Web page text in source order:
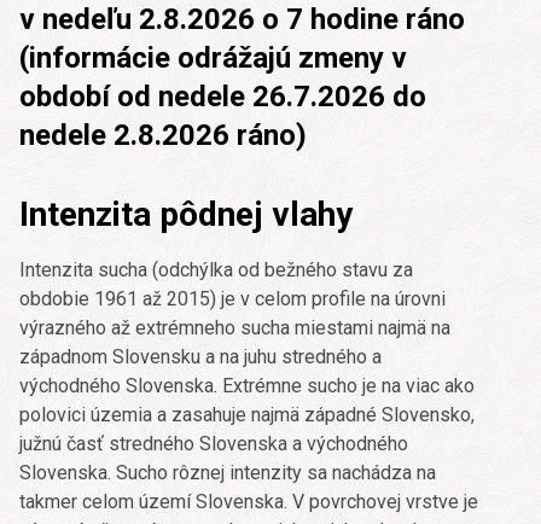
v nedeľu 2.8.2026 o 7 hodine ráno
(informácie odrážajú zmeny v
období od nedele 26.7.2026 do
nedele 2.8.2026 ráno)
Intenzita pôdnej vlahy
Intenzita sucha (odchýlka od bežného stavu za
obdobie 1961 až 2015) je v celom profile na úrovni
výrazného až extrémneho sucha miestami najmä na
západnom Slovensku a na juhu stredného a
východného Slovenska. Extrémne sucho je na viac ako
polovici územia a zasahuje najmä západné Slovensko,
južnú časť stredného Slovenska a východného
Slovenska. Sucho rôznej intenzity sa nachádza na
takmer celom území Slovenska. V povrchovej vrstve je